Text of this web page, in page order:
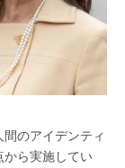
のアイデンティ
から実施してい